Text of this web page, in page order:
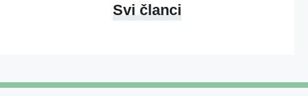
Svi članci